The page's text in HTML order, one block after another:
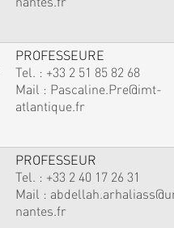
PROFESSEURE
Tel. : +33 2 51 85 82 68
Mail : Pascaline.Pre@imt-
atlantique.fr
PROFESSEUR
Tel. : +33 2 40 17 26 31
Mail :
nantes.fr